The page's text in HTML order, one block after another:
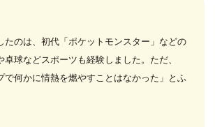
たのは、初代「ポケットモンスター」などの
球などスポーツも経験しました。ただ、
で何かに情熱を燃やすことはなかった」とふ